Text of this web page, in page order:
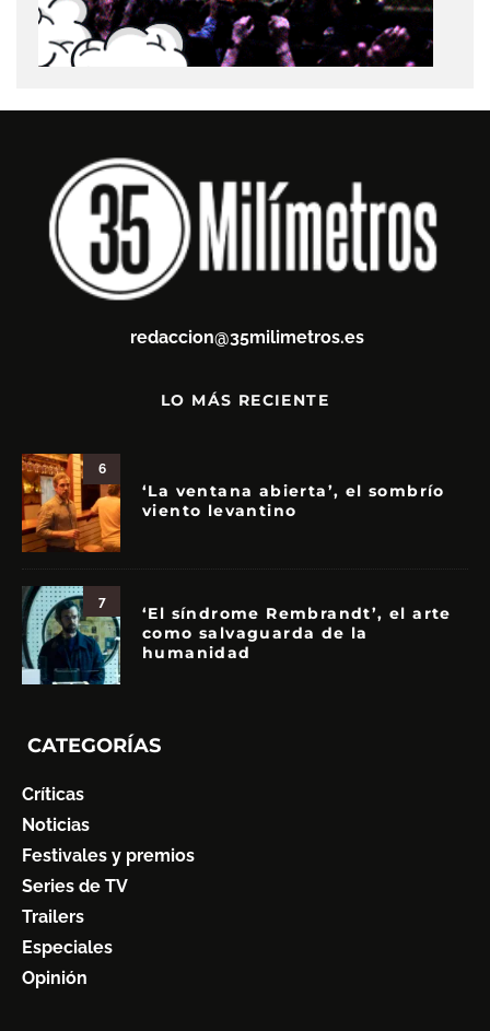
redaccion@35milimetros.es
LO MÁS RECIENTE
6
‘La ventana abierta’, el sombrío
viento levantino
7
‘El síndrome Rembrandt’, el arte
como salvaguarda de la
humanidad
CATEGORÍAS
Críticas
Noticias
Festivales y premios
Series de TV
Trailers
Especiales
Opinión